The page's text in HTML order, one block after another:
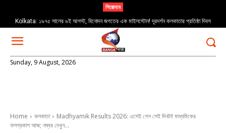
শিরোনাম
Kolkata: ১৯৭৫ সালের ৯ই আগস্ট, বিনোদন জগতের এক মাইলস্টোন! দূরদর্শন কলকাতার প্রতিষ্ঠা দিবস
Sunday, 9 August, 2026
Home কলকাতা
Madhyamik Results 2026: এসেই গেল সেই দিনটা! মাধ্যমিকের
ফলপ্রকাশ আজ; নম্বর দেখুন...